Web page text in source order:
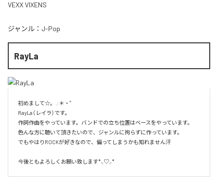
VEXX VIXENS
ジャンル： J-Pop
RayLa
初めまして☆。.:＊・゜
RayLa（レイラ）です。
作詞作曲をやっています。バンドでの立ち位置はベースをやっています。
色んな方に聴いて頂きたいので、ジャンルに拘らずに作っています。
でもやはりROCKが好きなので、偏ってしまうかも知れません汗
今後ともよろしくお願い致します*⸜♡⸝*